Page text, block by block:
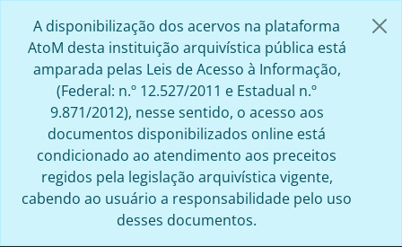
A disponibilização dos acervos na plataforma
AtoM desta instituição arquivística pública está
amparada pelas Leis de Acesso à Informação,
(Federal: n.º 12.527/2011 e Estadual n.º
9.871/2012), nesse sentido, o acesso aos
documentos disponibilizados online está
condicionado ao atendimento aos preceitos
regidos pela legislação arquivística vigente,
cabendo ao usuário a responsabilidade pelo uso
desses documentos.